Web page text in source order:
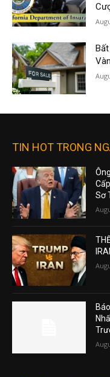
TIN HOT TRONG
Sơ